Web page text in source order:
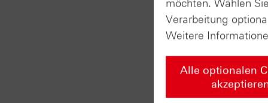
möchten. Wählen
Verarbeitung
Weitere
Alle optionalen